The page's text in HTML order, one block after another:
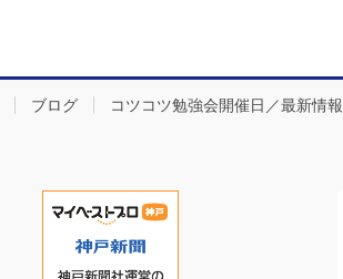
ブログ
コツコツ勉強会開催日／最新情報